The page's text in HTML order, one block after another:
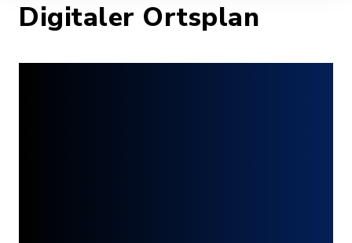
Digitaler Ortsplan